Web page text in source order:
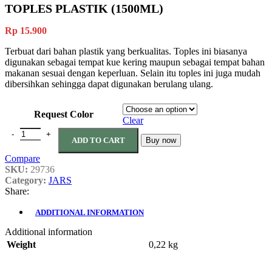
TOPLES PLASTIK (1500ML)
Rp 15.900
Terbuat dari bahan plastik yang berkualitas. Toples ini biasanya
digunakan sebagai tempat kue kering maupun sebagai tempat bahan
makanan sesuai dengan keperluan. Selain itu toples ini juga mudah
dibersihkan sehingga dapat digunakan berulang ulang.
Request Color
Clear
TOPLES PLASTIK (1500ML) quantity
ADD TO CART Buy now
Compare
SKU: 29736
Category: JARS
Share:
ADDITIONAL INFORMATION
Additional information
Weight
0,22 kg